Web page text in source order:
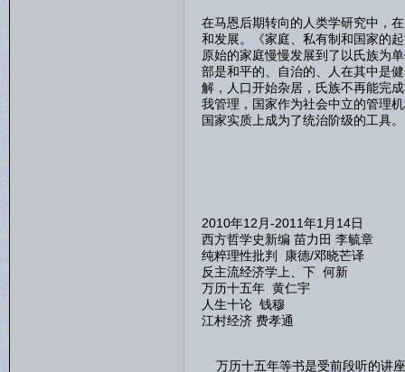
在马恩后期转向的人类学研究中，
和发展。《家庭、私有制和国家的
原始的家庭慢慢发展到了以氏族为
部是和平的、自治的、人在其中是
解，人口开始杂居，氏族不再能完
我管理，国家作为社会中立的管理
国家实质上成为了统治阶级的工具。
2010年12月-2011年1月14日
西方哲学史新编 苗力田 李毓章
纯粹理性批判 康德/邓晓芒译
反主流经济学上、下 何新
万历十五年 黄仁宇
人生十论 钱穆
江村经济 费孝通
万历十五年等书是受前段听的讲